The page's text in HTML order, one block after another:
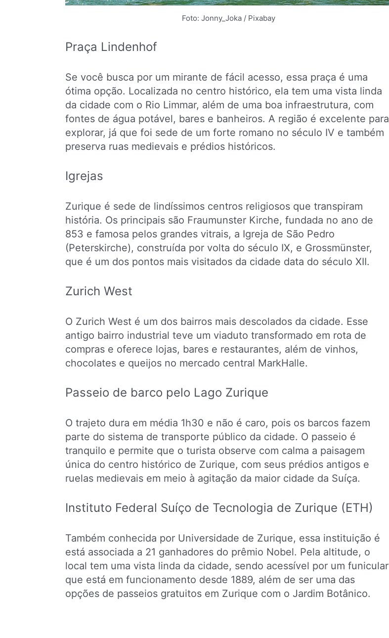
Foto: Jonny_Joka / Pixabay
Praça Lindenhof
Se você busca por um mirante de fácil acesso, essa praça é uma
ótima opção. Localizada no centro histórico, ela tem uma vista linda
da cidade com o Rio Limmar, além de uma boa infraestrutura, com
fontes de água potável, bares e banheiros. A região é excelente para
explorar, já que foi sede de um forte romano no século IV e também
preserva ruas medievais e prédios históricos.
Igrejas
Zurique é sede de lindíssimos centros religiosos que transpiram
história. Os principais são Fraumunster Kirche, fundada no ano de
853 e famosa pelos grandes vitrais, a Igreja de São Pedro
(Peterskirche), construída por volta do século IX, e Grossmünster,
que é um dos pontos mais visitados da cidade data do século XII.
Zurich West
O Zurich West é um dos bairros mais descolados da cidade. Esse
antigo bairro industrial teve um viaduto transformado em rota de
compras e oferece lojas, bares e restaurantes, além de vinhos,
chocolates e queijos no mercado central MarkHalle.
Passeio de barco pelo Lago Zurique
O trajeto dura em média 1h30 e não é caro, pois os barcos fazem
parte do sistema de transporte público da cidade. O passeio é
tranquilo e permite que o turista observe com calma a paisagem
única do centro histórico de Zurique, com seus prédios antigos e
ruelas medievais em meio à agitação da maior cidade da Suíça.
Instituto Federal Suíço de Tecnologia de Zurique (ETH)
Também conhecida por Universidade de Zurique, essa instituição é
está associada a 21 ganhadores do prêmio Nobel. Pela altitude, o
local tem uma vista linda da cidade, sendo acessível por um funicular
que está em funcionamento desde 1889, além de ser uma das
opções de passeios gratuitos em Zurique com o Jardim Botânico.